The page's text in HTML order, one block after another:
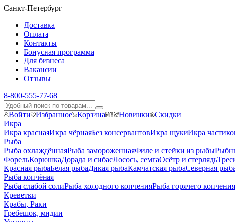
Санкт-Петербург
Доставка
Оплата
Контакты
Бонусная программа
Для бизнеса
Вакансии
Отзывы
8-800-555-77-68
Войти Избранное Корзина Новинки Скидки
Икра
Икра краснаяИкра чёрнаяБез консервантовИкра щукиИкра
Рыба
Рыба охлаждённаяРыба замороженнаяФиле и стейки из рыбы
ФорельКорюшкаДорада и сибасЛосось, семгаОсётр и стерлядь
Красная рыбаБелая рыбаДикая рыбаКамчатская рыбаСеверная рыба
Рыба копчёная
Рыба слабой солиРыба холодного копченияРыба горячего копчения
Креветки
Крабы, Раки
Гребешок, мидии